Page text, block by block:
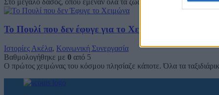
Το Πουλί που δεν έφυγε για το Χειμώνα
Ιστορίες Ακέλα, Κοινωνική Συνεργασία
Βαθμολογήθηκε με 0 από 5
Ο πρώτος χειμώνας του κόσμου πλησίαζε κάποτε. Όλα τα